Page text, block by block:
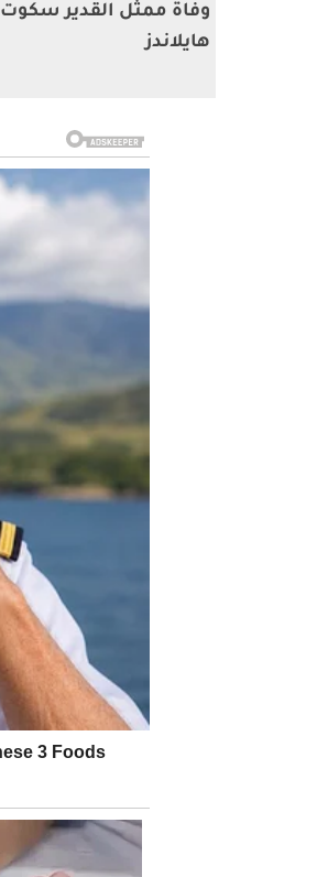
وفاة ممثل القدير سكوت
هايلاندز